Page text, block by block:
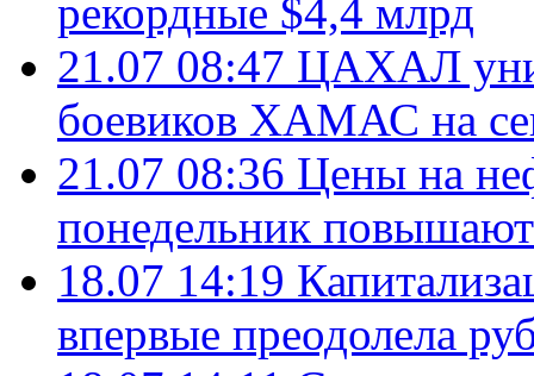
рекордные $4,4 млрд
21.07 08:47 ЦАХАЛ
боевиков ХАМАС на
21.07 08:36 Цены на
понедельник
18.07 14:19
впервые преодолела